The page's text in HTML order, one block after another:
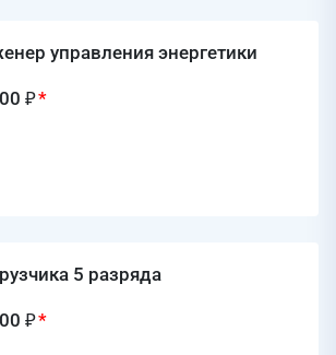
управления энергетики
₽
5 разряда
₽